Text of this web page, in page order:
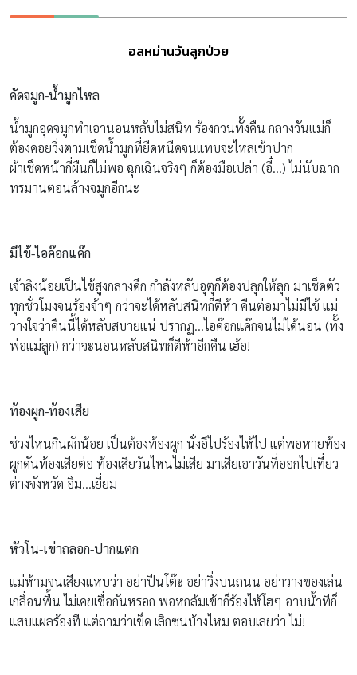
อลหม่านวันลูกป่วย
คัดจมูก-น้ำมูกไหล
น้ำมูกอุดจมูกทำเอานอนหลับไม่สนิท ร้องกวนทั้งคืน กลางวันแม่ก็
ต้องคอยวิ่งตามเช็ดน้ำมูกที่ยืดหนืดจนแทบจะไหลเข้าปาก
ผ้าเช็ดหน้ากี่ผืนก็ไม่พอ ฉุกเฉินจริงๆ ก็ต้องมือเปล่า (อี๋…) ไม่นับฉาก
ทรมานตอนล้างจมูกอีกนะ
มีไข้-ไอค๊อกแค๊ก
เจ้าลิงน้อยเป็นไข้สูงกลางดึก กำลังหลับอุตุก็ต้องปลุกให้ลุก มาเช็ดตัว
ทุกชั่วโมงจนร้องจ้าๆ กว่าจะได้หลับสนิทก็ตีห้า คืนต่อมาไม่มีไข้ แม่
วางใจว่าคืนนี้ได้หลับสบายแน่ ปรากฏ…ไอค๊อกแค๊กจนไม่ได้นอน (ทั้ง
พ่อแม่ลูก) กว่าจะนอนหลับสนิทก็ตีห้าอีกคืน เฮ้อ!
ท้องผูก-ท้องเสีย
ช่วงไหนกินผักน้อย เป็นต้องท้องผูก นั่งอึไปร้องไห้ไป แต่พอหายท้อง
ผูกดันท้องเสียต่อ ท้องเสียวันไหนไม่เสีย มาเสียเอาวันที่ออกไปเที่ยว
ต่างจังหวัด อืม…เยี่ยม
หัวโน-เข่าถลอก-ปากแตก
แม่ห้ามจนเสียงแหบว่า อย่าปีนโต๊ะ อย่าวิ่งบนถนน อย่าวางของเล่น
เกลื่อนพื้น ไม่เคยเชื่อกันหรอก พอหกล้มเข้าก็ร้องไห้โฮๆ อาบน้ำทีก็
แสบแผลร้องที แต่ถามว่าเข็ด เลิกซนบ้างไหม ตอบเลยว่า ไม่!